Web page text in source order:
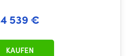
4 539 €
KAUFEN